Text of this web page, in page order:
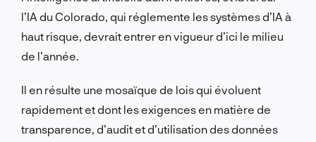
l’IA du Colorado, qui réglemente les systèmes d’IA à
haut risque, devrait entrer en vigueur d’ici le milieu
de l’année.
Il en résulte une mosaïque de lois qui évoluent
rapidement et dont les exigences en matière de
transparence, d’audit et d’utilisation des données